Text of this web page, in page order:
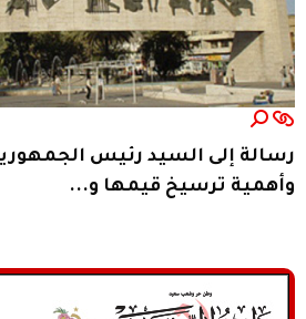
وأهمية ترسيخ قيمها و...